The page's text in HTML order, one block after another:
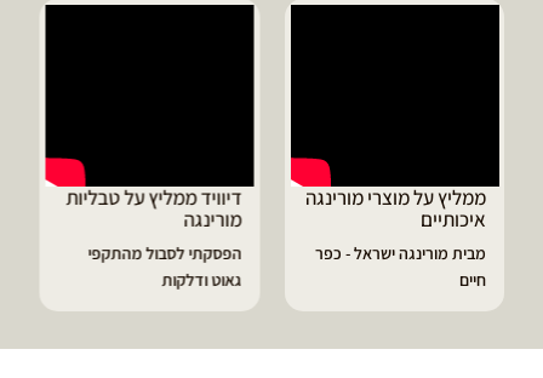
ממליץ על מוצרי מורינגה
איכותיים
מבית מורינגה ישראל - כפר
חיים
דיוויד ממליץ על טבליות
מורינגה
הפסקתי לסבול מהתקפי
גאוט ודלקות